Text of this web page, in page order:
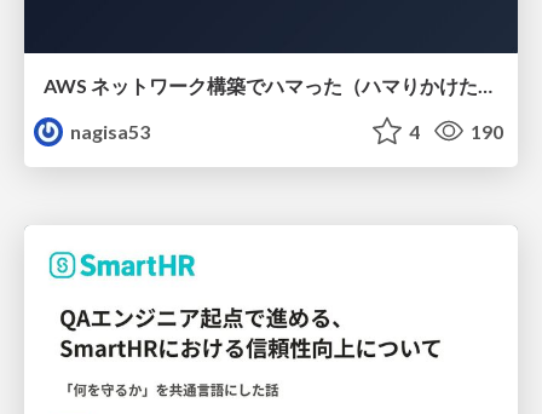
nagisa53
4 190